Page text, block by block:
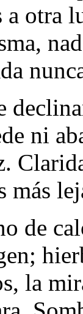
a otra
ni
más
de
la